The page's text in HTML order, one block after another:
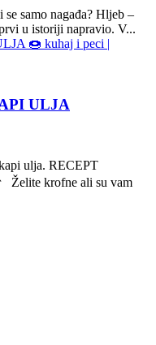
samo nagađa? Hljeb –
u istoriji napravio. V...
ULJA
ulja. RECEPT
krofne ali su vam